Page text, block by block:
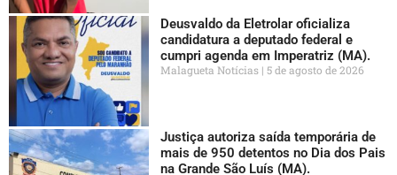
Deusvaldo da Eletrolar oficializa
candidatura a deputado federal e
cumpri agenda em Imperatriz (MA).
Malagueta Notícias 5 de agosto de 2026
Justiça autoriza saída temporária de
mais de 950 detentos no Dia dos Pais
na Grande São Luís (MA).